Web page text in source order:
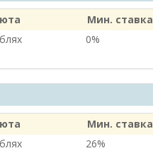
Мин. ставка
0%
Мин. ставка
26%